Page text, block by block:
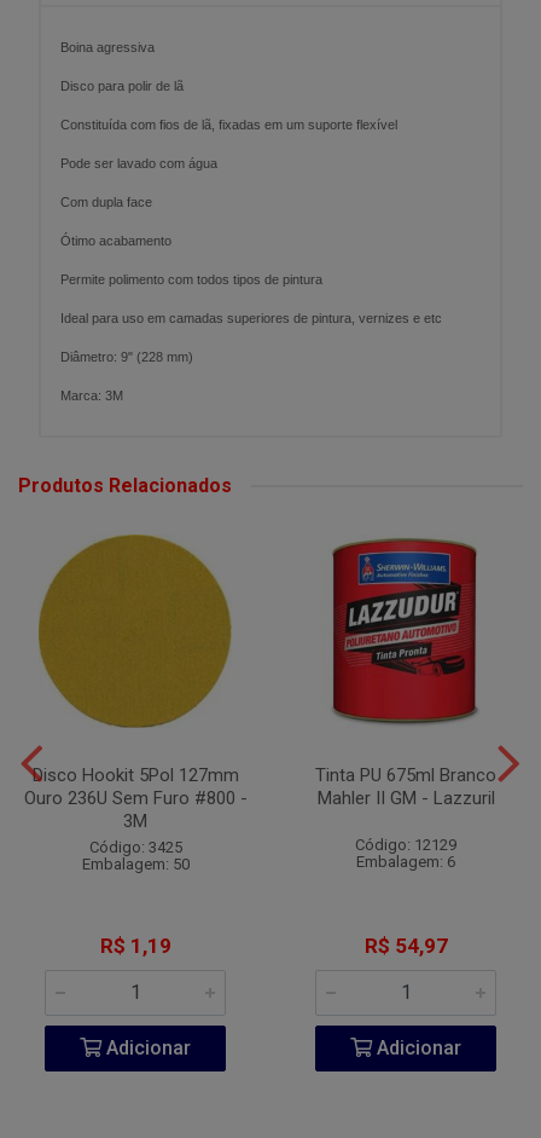
Boina agressiva
Disco para polir de lã
Constituída com fios de lã, fixadas em um suporte flexível
Pode ser lavado com água
Com dupla face
Ótimo acabamento
Permite polimento com todos tipos de pintura
Ideal para uso em camadas superiores de pintura, vernizes e etc
Diâmetro: 9" (228 mm)
Marca: 3M
Produtos Relacionados
Disco Hookit 5Pol 127mm
Ouro 236U Sem Furo #800 -
3M
Código: 3425
Embalagem: 50
R$ 1,19
Adicionar
Tinta PU 675ml Branco
Mahler II GM - Lazzuril
Código: 12129
Embalagem: 6
R$ 54,97
Adicionar